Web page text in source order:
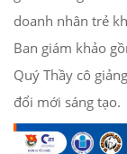
doanh nhân trẻ
Ban giám khảo
Quý Thầy cô
đổi mới sáng tạo.